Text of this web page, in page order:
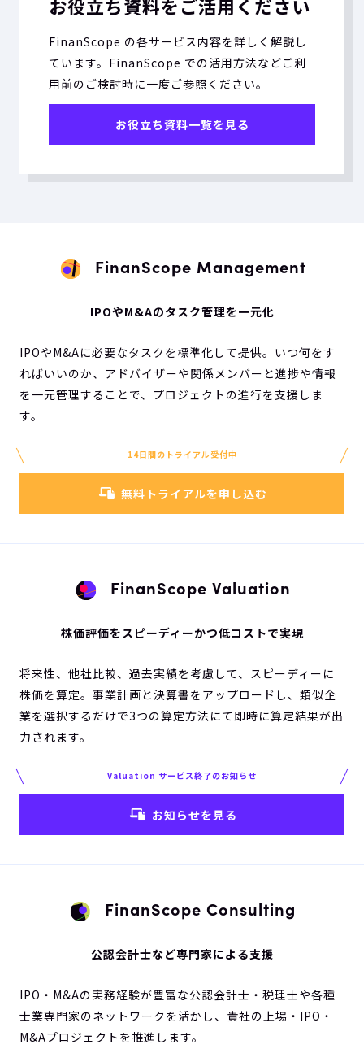
お役立ち資料をご活用ください
FinanScope の各サービス内容を詳しく解説し
ています。FinanScope での活用方法などご利
用前のご検討時に一度ご参照ください。
お役立ち資料一覧を見る
FinanScope Management
IPOやM&Aのタスク管理を一元化
IPOやM&Aに必要なタスクを標準化して提供。いつ何をす
ればいいのか、アドバイザーや関係メンバーと進捗や情報
を一元管理することで、プロジェクトの進行を支援しま
す。
14日間のトライアル受付中
無料トライアルを申し込む
FinanScope Valuation
株価評価をスピーディーかつ低コストで実現
将来性、他社比較、過去実績を考慮して、スピーディーに
株価を算定。事業計画と決算書をアップロードし、類似企
業を選択するだけで3つの算定方法にて即時に算定結果が出
力されます。
Valuation サービス終了のお知らせ
お知らせを見る
FinanScope Consulting
公認会計士など専門家による支援
IPO・M&Aの実務経験が豊富な公認会計士・税理士や各種
士業専門家のネットワークを活かし、貴社の上場・IPO・
M&Aプロジェクトを推進します。